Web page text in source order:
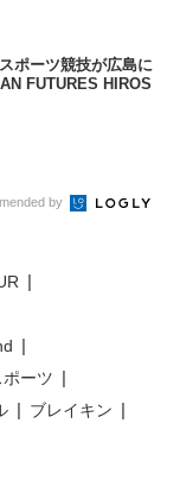
ポーツ競技が広島に
FUTURES HIROS
by
ーツ
ブレイキン